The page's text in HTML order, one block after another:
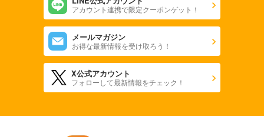
アカウント連携で限定クーポンゲット！
メールマガジン
お得な最新情報を受け取ろう！
X公式アカウント
フォローして最新情報をチェック！